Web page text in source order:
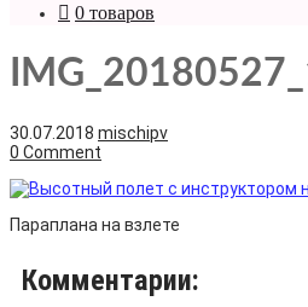
0 товаров
30.07.2018 mischipv
0 Comment
Параплана на взлете
Комментарии: